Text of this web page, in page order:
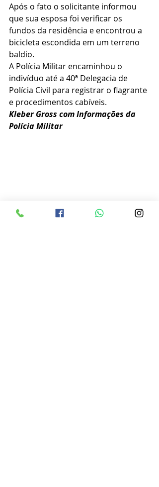
Após o fato o solicitante informou
que sua esposa foi verificar os
fundos da residência e encontrou a
bicicleta escondida em um terreno
baldio.
A Polícia Militar encaminhou o
indivíduo até a 40ª Delegacia de
Polícia Civil para registrar o flagrante
e procedimentos cabíveis.
Kleber Gross com Informações da
Polícia Militar